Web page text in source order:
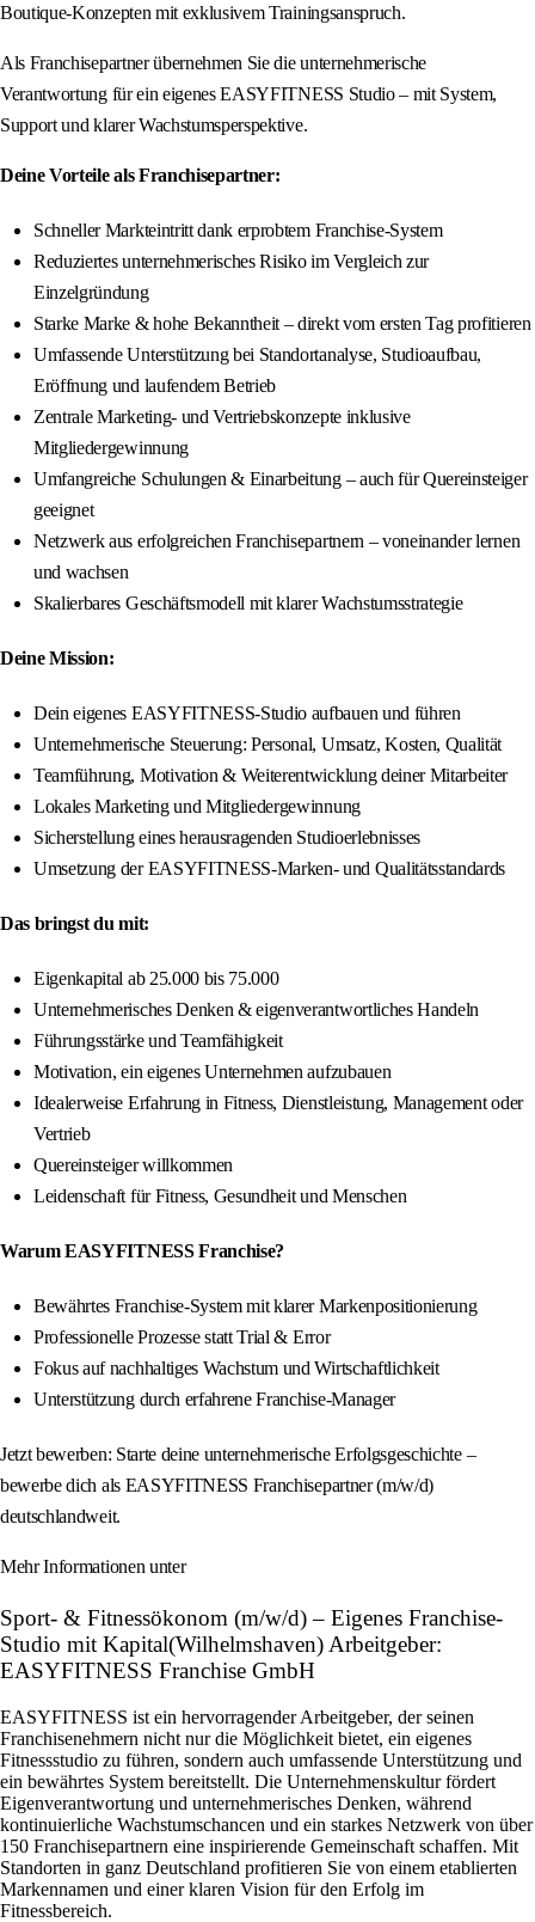
Boutique-Konzepten mit exklusivem Trainingsanspruch.
Als Franchisepartner übernehmen Sie die unternehmerische
Verantwortung für ein eigenes EASYFITNESS Studio – mit System,
Support und klarer Wachstumsperspektive.
Deine Vorteile als Franchisepartner:
Schneller Markteintritt dank erprobtem Franchise-System
Reduziertes unternehmerisches Risiko im Vergleich zur
Einzelgründung
Starke Marke & hohe Bekanntheit – direkt vom ersten Tag profitieren
Umfassende Unterstützung bei Standortanalyse, Studioaufbau,
Eröffnung und laufendem Betrieb
Zentrale Marketing- und Vertriebskonzepte inklusive
Mitgliedergewinnung
Umfangreiche Schulungen & Einarbeitung – auch für Quereinsteiger
geeignet
Netzwerk aus erfolgreichen Franchisepartnern – voneinander lernen
und wachsen
Skalierbares Geschäftsmodell mit klarer Wachstumsstrategie
Deine Mission:
Dein eigenes EASYFITNESS-Studio aufbauen und führen
Unternehmerische Steuerung: Personal, Umsatz, Kosten, Qualität
Teamführung, Motivation & Weiterentwicklung deiner Mitarbeiter
Lokales Marketing und Mitgliedergewinnung
Sicherstellung eines herausragenden Studioerlebnisses
Umsetzung der EASYFITNESS-Marken- und Qualitätsstandards
Das bringst du mit:
Eigenkapital ab 25.000 bis 75.000
Unternehmerisches Denken & eigenverantwortliches Handeln
Führungsstärke und Teamfähigkeit
Motivation, ein eigenes Unternehmen aufzubauen
Idealerweise Erfahrung in Fitness, Dienstleistung, Management oder
Vertrieb
Quereinsteiger willkommen
Leidenschaft für Fitness, Gesundheit und Menschen
Warum EASYFITNESS Franchise?
Bewährtes Franchise-System mit klarer Markenpositionierung
Professionelle Prozesse statt Trial & Error
Fokus auf nachhaltiges Wachstum und Wirtschaftlichkeit
Unterstützung durch erfahrene Franchise-Manager
Jetzt bewerben: Starte deine unternehmerische Erfolgsgeschichte –
bewerbe dich als EASYFITNESS Franchisepartner (m/w/d)
deutschlandweit.
Mehr Informationen unter
Sport- & Fitnessökonom (m/w/d) – Eigenes Franchise-
Studio mit Kapital(Wilhelmshaven) Arbeitgeber:
EASYFITNESS Franchise GmbH
EASYFITNESS ist ein hervorragender Arbeitgeber, der seinen
Franchisenehmern nicht nur die Möglichkeit bietet, ein eigenes
Fitnessstudio zu führen, sondern auch umfassende Unterstützung und
ein bewährtes System bereitstellt. Die Unternehmenskultur fördert
Eigenverantwortung und unternehmerisches Denken, während
kontinuierliche Wachstumschancen und ein starkes Netzwerk von über
150 Franchisepartnern eine inspirierende Gemeinschaft schaffen. Mit
Standorten in ganz Deutschland profitieren Sie von einem etablierten
Markennamen und einer klaren Vision für den Erfolg im
Fitnessbereich.